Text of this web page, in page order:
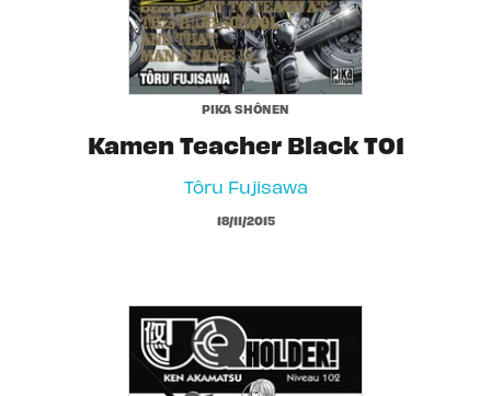
PIKA SHÔNEN
Kamen Teacher Black T01
Tôru Fujisawa
18/11/2015